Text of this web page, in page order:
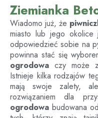
Ziemianka
Wiadomo już, że
miasto lub jego okolice
odpowiedzieć sobie na
powinna stać się
ogrodowa czy może
Istnieje kilka rodzajów
mają swoje zalety,
rozwiązaniem dla
ogrodowa budowana